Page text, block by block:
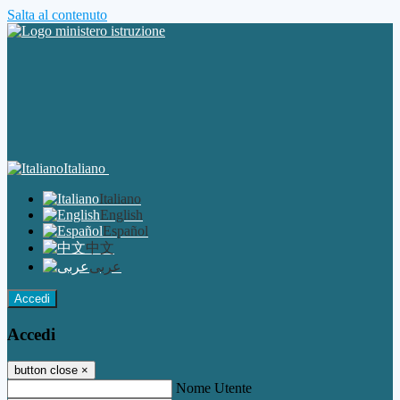
Salta al contenuto
Italiano
Italiano
English
Español
中文
عربى
Accedi
Accedi
button close ×
Nome Utente